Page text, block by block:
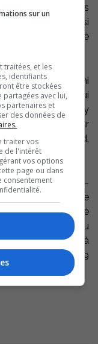
des bénévoles
l’organisme ainsi
du Marché
compter parmi
de cœur qui
de Sorel-Tracy
famille. Leur
noté Julie Naud,
naissance-
du rôle
de la périnatalité
désirant faire du
sont invitées à
au 450-743-0359
sur un
traitées, et les
identifiants
être stockées
avec lui,
partenaires et
des données de
traiter vos
de l'intérêt
vos options
page ou dans
consentement